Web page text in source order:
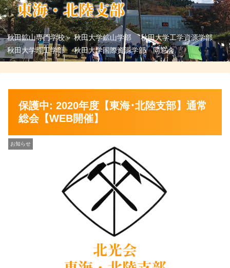
秋田鉱山専門学校 秋田大学鉱山学部 秋田大学工学資源学部
秋田大学理工学部 秋田大学国際資源学部 同窓会
保護中: 2020年度【東海･北陸支部】通常
総会【WEB開催】
お知らせ